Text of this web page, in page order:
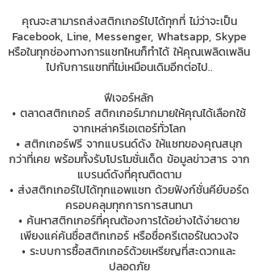
คุณจะสามารถส่งสติกเกอร์ไปได้ทุกที่ ไม่ว่าจะเป็น
Facebook, Line, Messenger, Whatsapp, Skype
หรือในทุกช่องทางการแชทไหนก็ทำได้ ให้คุณเพลิดเพลิน
ไปกับการแชทที่ไม่เหมือนเดิมอีกต่อไป..
ฟีเจอร์หลัก
• ตลาดสติกเกอร์ สติกเกอร์มากมายให้คุณได้เลือกใช้
จากเหล่าครีเอเตอร์ทั่วโลก
• สติกเกอร์ฟรี จากแบรนด์ดัง ให้แชทของคุณสนุก
กว่าที่เคย พร้อมทั้งรับโปรโมชั่นเด็ด ข้อมูลข่าวสาร จาก
แบรนด์ดังที่คุณติดตาม
• ส่งสติกเกอร์ไปได้ทุกแอพแชท ด้วยฟังก์ชั่นคีย์บอร์ด
ครอบคลุมทุกการการสนทนา
• ค้นหาสติกเกอร์ที่คุณต้องการได้อย่างได้ง่ายดาย
เพียงแค่ค้นชื่อสติกเกอร์ หรือชื่อครีเตอร์ในดวงใจ
• ระบบการซื้อสติกเกอร์ด้วยเหรียญที่สะดวกและ
ปลอดภัย